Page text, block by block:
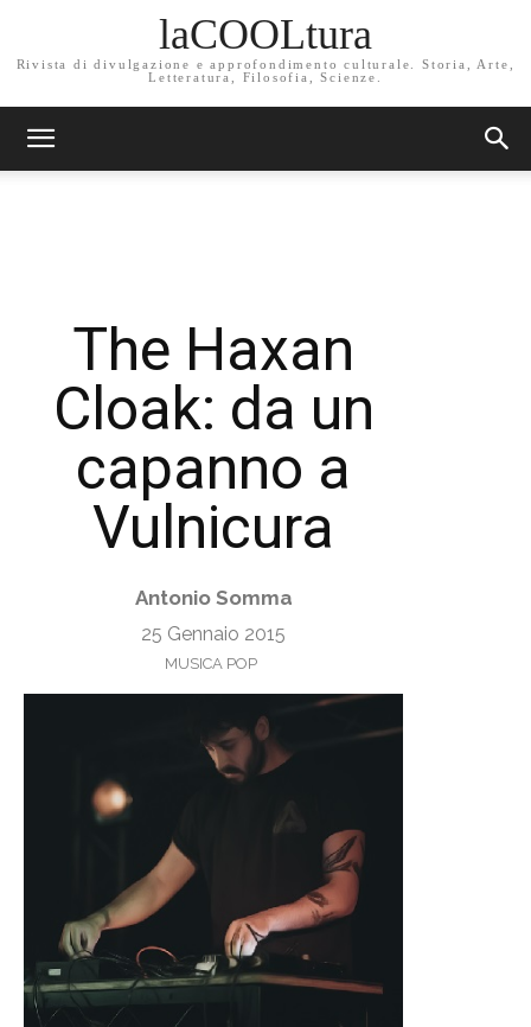
laCOOLtura
Rivista di divulgazione e approfondimento culturale. Storia, Arte,
Letteratura, Filosofia, Scienze.
The Haxan
Cloak: da un
capanno a
Vulnicura
Antonio Somma
25 Gennaio 2015
MUSICA POP